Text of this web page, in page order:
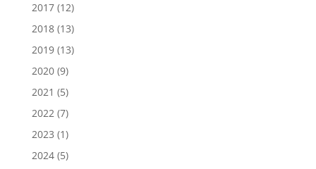
2017(12)
2018(13)
2019(13)
2020(9)
2021 (5)
2022(7)
2023 (1)
2024(5)